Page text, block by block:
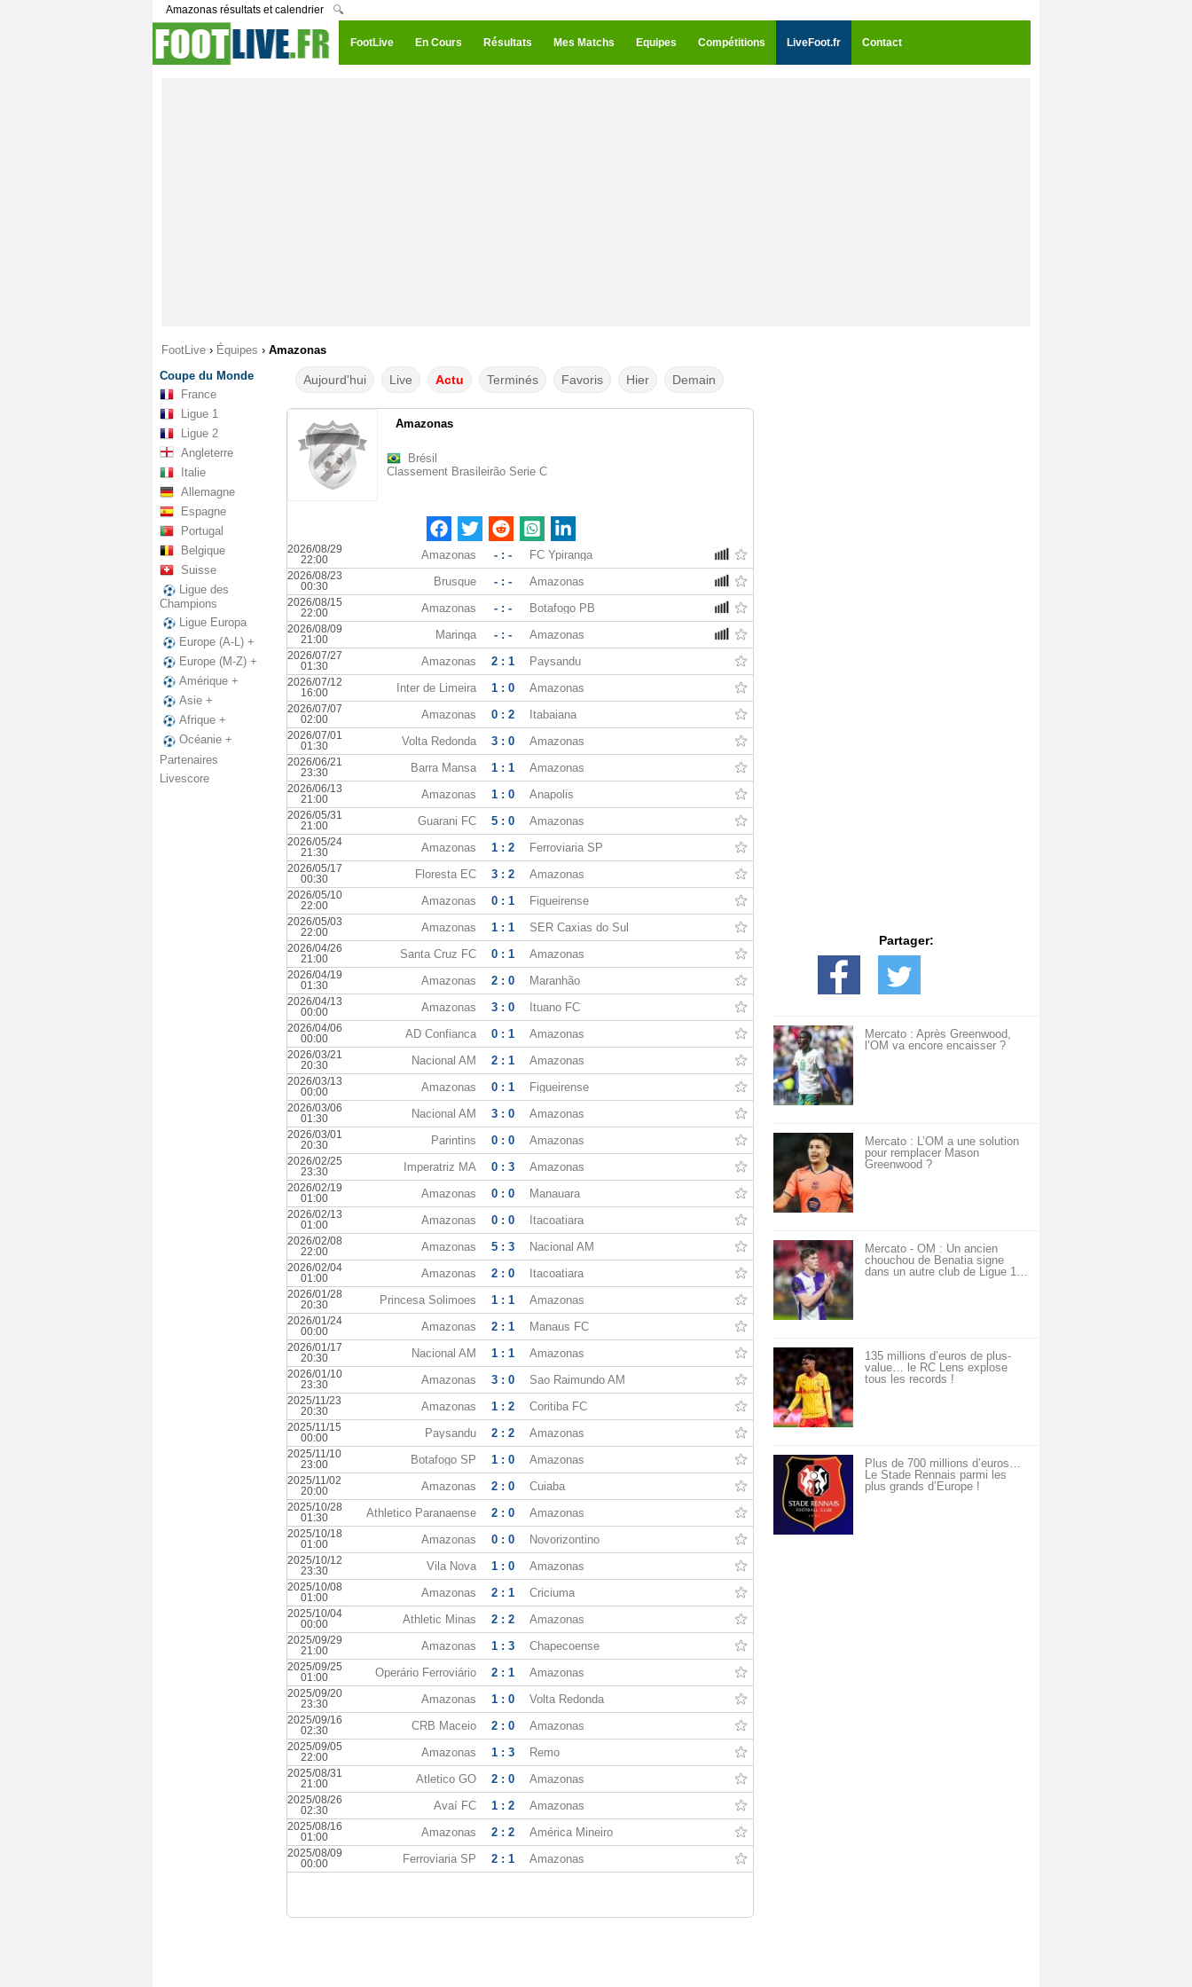
Amazonas résultats et calendrier 🔍
FootLive En Cours Résultats Mes Matchs Equipes Compétitions LiveFoot.fr Contact
FootLive › Équipes › Amazonas
Coupe du Monde
France
Ligue 1
Ligue 2
Angleterre
Italie
Allemagne
Espagne
Portugal
Belgique
Suisse
Ligue des
Champions
Ligue Europa
Europe (A-L) +
Europe (M-Z) +
Amérique +
Asie +
Afrique +
Océanie +
Partenaires
Livescore
Aujourd'hui Live Actu Terminés Favoris Hier Demain
Amazonas
Brésil
Classement Brasileirão Serie C
2026/08/29
22:00
Amazonas - : - FC Ypiranga
2026/08/23
00:30
Brusque - : - Amazonas
2026/08/15
22:00
Amazonas - : - Botafogo PB
2026/08/09
21:00
Maringa - : - Amazonas
2026/07/27
01:30
Amazonas 2 : 1 Paysandu
2026/07/12
16:00
Inter de Limeira 1 : 0 Amazonas
2026/07/07
02:00
Amazonas 0 : 2 Itabaiana
2026/07/01
01:30
Volta Redonda 3 : 0 Amazonas
2026/06/21
23:30
Barra Mansa 1 : 1 Amazonas
2026/06/13
21:00
Amazonas 1 : 0 Anapolis
2026/05/31
21:00
Guarani FC 5 : 0 Amazonas
2026/05/24
21:30
Amazonas 1 : 2 Ferroviaria SP
2026/05/17
00:30
Floresta EC 3 : 2 Amazonas
2026/05/10
22:00
Amazonas 0 : 1 Figueirense
2026/05/03
22:00
Amazonas 1 : 1 SER Caxias do Sul
2026/04/26
21:00
Santa Cruz FC 0 : 1 Amazonas
2026/04/19
01:30
Amazonas 2 : 0 Maranhão
2026/04/13
00:00
Amazonas 3 : 0 Ituano FC
2026/04/06
00:00
AD Confianca 0 : 1 Amazonas
2026/03/21
20:30
Nacional AM 2 : 1 Amazonas
2026/03/13
00:00
Amazonas 0 : 1 Figueirense
2026/03/06
01:30
Nacional AM 3 : 0 Amazonas
2026/03/01
20:30
Parintins 0 : 0 Amazonas
2026/02/25
23:30
Imperatriz MA 0 : 3 Amazonas
2026/02/19
01:00
Amazonas 0 : 0 Manauara
2026/02/13
01:00
Amazonas 0 : 0 Itacoatiara
2026/02/08
22:00
Amazonas 5 : 3 Nacional AM
2026/02/04
01:00
Amazonas 2 : 0 Itacoatiara
2026/01/28
20:30
Princesa Solimoes 1 : 1 Amazonas
2026/01/24
00:00
Amazonas 2 : 1 Manaus FC
2026/01/17
20:30
Nacional AM 1 : 1 Amazonas
2026/01/10
23:30
Amazonas 3 : 0 Sao Raimundo AM
2025/11/23
20:30
Amazonas 1 : 2 Coritiba FC
2025/11/15
00:00
Paysandu 2 : 2 Amazonas
2025/11/10
23:00
Botafogo SP 1 : 0 Amazonas
2025/11/02
20:00
Amazonas 2 : 0 Cuiaba
2025/10/28
01:30
Athletico Paranaense 2 : 0 Amazonas
2025/10/18
01:00
Amazonas 0 : 0 Novorizontino
2025/10/12
23:30
Vila Nova 1 : 0 Amazonas
2025/10/08
01:00
Amazonas 2 : 1 Criciuma
2025/10/04
00:00
Athletic Minas 2 : 2 Amazonas
2025/09/29
21:00
Amazonas 1 : 3 Chapecoense
2025/09/25
01:00
Operário Ferroviário 2 : 1 Amazonas
2025/09/20
23:30
Amazonas 1 : 0 Volta Redonda
2025/09/16
02:30
CRB Maceio 2 : 0 Amazonas
2025/09/05
22:00
Amazonas 1 : 3 Remo
2025/08/31
21:00
Atletico GO 2 : 0 Amazonas
2025/08/26
02:30
Avaí FC 1 : 2 Amazonas
2025/08/16
01:00
Amazonas 2 : 2 América Mineiro
2025/08/09
00:00
Ferroviaria SP 2 : 1 Amazonas
Partager:
Mercato : Après Greenwood,
l’OM va encore encaisser ?
Mercato : L’OM a une solution
pour remplacer Mason
Greenwood ?
Mercato - OM : Un ancien
chouchou de Benatia signe
dans un autre club de Ligue 1…
135 millions d’euros de plus-
value… le RC Lens explose
tous les records !
Plus de 700 millions d’euros…
Le Stade Rennais parmi les
plus grands d’Europe !